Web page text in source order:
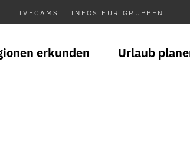
LIVECAMS INFOS FÜR GRUPPEN
erkunden Urlaub